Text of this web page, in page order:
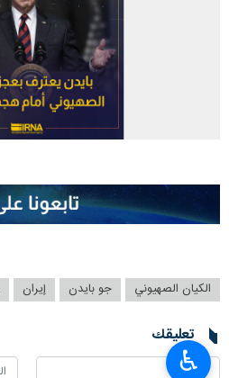
الکیان الصهیوني جو بايدن إيران
تعليقك
♿︎